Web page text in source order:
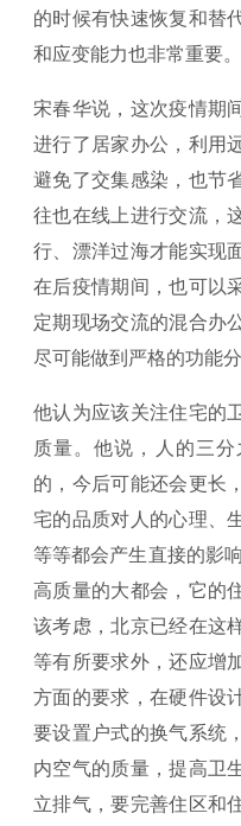
的时候有快速恢复和替
和应变能力也非常重要。
宋春华说，这次疫情期
进行了居家办公，利用
避免了交集感染，也节
往也在线上进行交流，
行、漂洋过海才能实现
在后疫情期间，也可以
定期现场交流的混合办
尽可能做到严格的功能分
他认为应该关注住宅的
质量。他说，人的三
的，今后可能还会更长
宅的品质对人的心理、
等等都会产生直接的影
高质量的大都会，它的
该考虑，北京已经在这
等有所要求外，还应增
方面的要求，在硬件设
要设置户式的换气系统
内空气的质量，提高卫
立排气，要完善住区和